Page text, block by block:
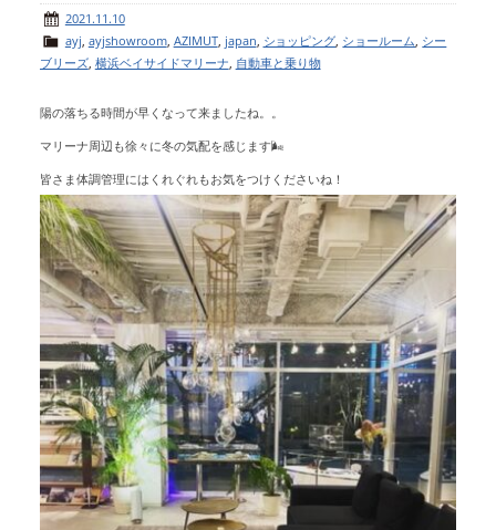
2021.11.10
ayj ayjshowroom, AZIMUT, japan ショッピング ショールーム シー
ブリーズ, 横浜ベイサイドマリーナ 自動車と乗り物
陽の落ちる時間が早くなって来ましたね。。
マリーナ周辺も徐々に冬の気配を感じます🌬
皆さま体調管理にはくれぐれもお気をつけくださいね！